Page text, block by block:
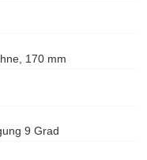
170 mm
9 Grad